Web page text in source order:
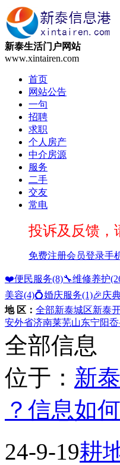
新泰生活门户网站
www.xintairen.com
首页
网站公告
一句
招聘
求职
个人房产
中介房源
服务
二手
交友
常电
投诉及反馈，
免费注册会员登录手
❤️便民服务(8)🔧维修养护
美容(4)💍婚庆服务(1)🎉庆
地 区： 全部新泰城区新泰
安外省济南莱芜山东宁阳
全部信息
位于： 新
？信息如
24-9-19耕